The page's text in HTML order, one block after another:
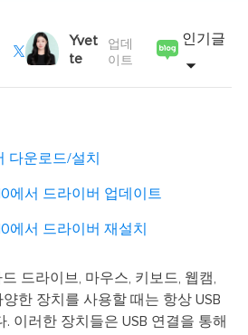

Yvet
te
업데
이트
인기글
다운로드/설치
에서 드라이버 업데이트
에서 드라이버 재설치
드라이브, 마우스, 키보드, 웹캠,
한 장치를 사용할 때는 항상 USB
이러한 장치들은 USB 연결을 통해